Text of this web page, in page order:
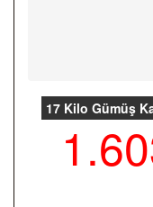
17 Kilo Gümüş